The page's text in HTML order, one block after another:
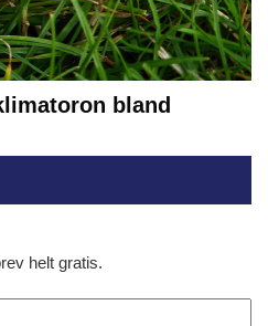
bland
helt gratis.